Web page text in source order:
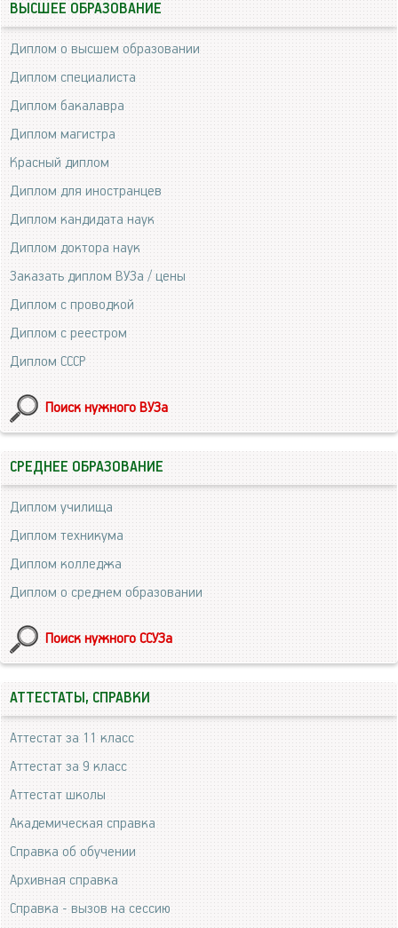
ВЫСШЕЕ ОБРАЗОВАНИЕ
Диплом о высшем образовании
Диплом специалиста
Диплом бакалавра
Диплом магистра
Красный диплом
Диплом для иностранцев
Диплом кандидата наук
Диплом доктора наук
Заказать диплом ВУЗа / цены
Диплом с проводкой
Диплом с реестром
Диплом СССР
Поиск нужного ВУЗа
СРЕДНЕЕ ОБРАЗОВАНИЕ
Диплом училища
Диплом техникума
Диплом колледжа
Диплом о среднем образовании
Поиск нужного ССУЗа
АТТЕСТАТЫ, СПРАВКИ
Аттестат за 11 класс
Аттестат за 9 класс
Аттестат школы
Академическая справка
Справка об обучении
Архивная справка
Справка - вызов на сессию